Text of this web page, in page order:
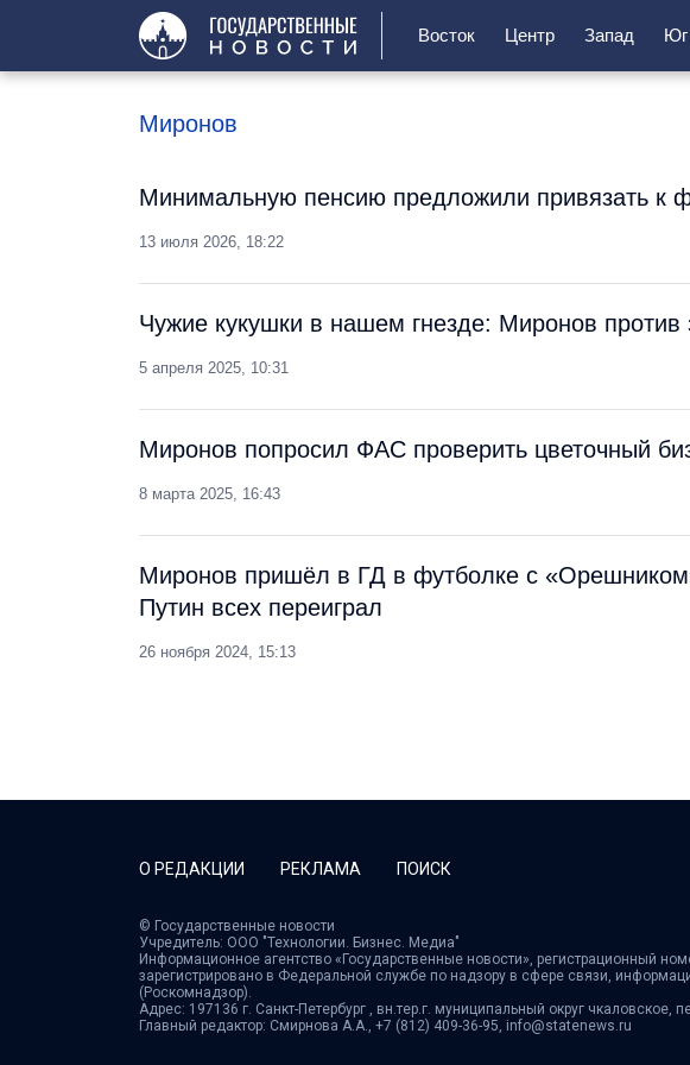
Восток Центр Запад Юг
Миронов
Минимальную пенсию предложили привязать
13 июля 2026, 18:22
Чужие кукушки в нашем гнезде: Миронов
5 апреля 2025, 10:31
Миронов попросил ФАС проверить цветочный
8 марта 2025, 16:43
Миронов пришёл в ГД в футболке с
Путин всех переиграл
26 ноября 2024, 15:13
О РЕДАКЦИИ РЕКЛАМА ПОИСК
© Государственные новости
Учредитель: ООО "Технологии. Бизнес. Медиа"
Информационное агентство «Государственные новости», регистрационный
зарегистрировано в Федеральной службе по надзору в сфере связи,
(Роскомнадзор).
Адрес: 197136 г. Санкт-Петербург , вн.тер.г. муниципальный округ чкаловское,
Главный редактор: Смирнова А.А., +7 (812) 409-36-95, info@statenews.ru